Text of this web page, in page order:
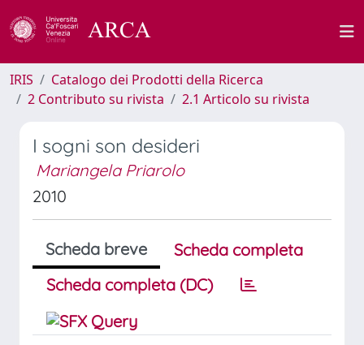
IRIS
Catalogo dei Prodotti della Ricerca
2 Contributo su rivista
2.1 Articolo su rivista
I sogni son desideri
Mariangela Priarolo
2010
Scheda breve
Scheda completa
Scheda completa (DC)